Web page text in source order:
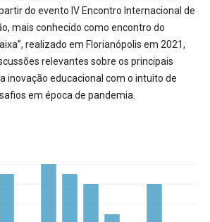
do evento IV Encontro Internacional de
mais conhecido como encontro do
realizado em Florianópolis em 2021,
relevantes sobre os principais
inovação educacional com o intuito de
em época de pandemia.